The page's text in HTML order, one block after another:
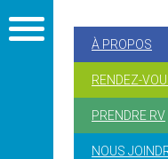
À PROPOS
RENDEZ-
PRENDRE RV
NOUS